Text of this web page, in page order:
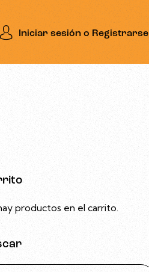
Iniciar sesión o Registrarse
productos en el carrito.